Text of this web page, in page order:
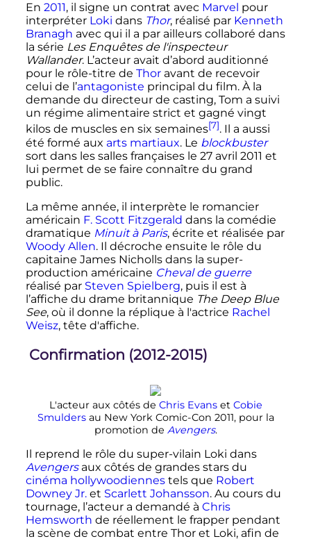
En 2011, il signe un contrat avec Marvel pour
interpréter Loki dans Thor, réalisé par Kenneth
Branagh avec qui il a par ailleurs collaboré dans
la série Les Enquêtes de l'inspecteur
Wallander. L’acteur avait d’abord auditionné
pour le rôle-titre de Thoravant de recevoir
celui de l’antagoniste principal du film. À la
demande du directeur de casting, Tom a suivi
un régime alimentaire strict et gagné vingt
kilos de muscles en six semaines[7]. Il a aussi
été formé aux arts martiaux. Le blockbuster
sort dans les salles françaises le 27 avril 2011 et
lui permet de se faire connaître du grand
public.
La même année, il interprète le romancier
américain F. Scott Fitzgerald dans la comédie
dramatique Minuit à Paris, écrite et réalisée par
Woody Allen. Il décroche ensuite le rôle du
capitaine James Nicholls dans la super-
production américaine Cheval de guerre
réalisé par Steven Spielberg, puis il est à
l’affiche du drame britannique The Deep Blue
See, où il donne la réplique à l'actrice Rachel
Weisz, tête d'affiche.
Confirmation (2012-2015)
L'acteur aux côtés de Chris Evanset Cobie
Smuldersau New York Comic-Con 2011, pour la
promotion de Avengers.
Il reprend le rôle du super-vilain Loki dans
Avengersaux côtés de grandes stars du
cinéma hollywoodiennestels que Robert
Downey Jr.et Scarlett Johansson. Au cours du
tournage, l’acteur a demandé à Chris
Hemsworth de réellement le frapper pendant
la scène de combat entre Thor et Loki, afin de